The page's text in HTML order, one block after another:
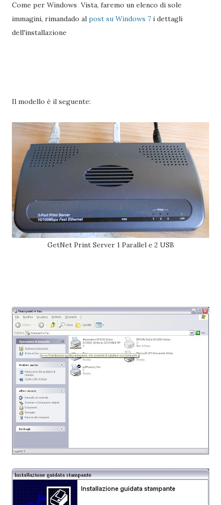
Come per Windows Vista, faremo un elenco di sole
immagini, rimandado al post su Windows 7 i dettagli
dell'installazione
Il modello è il seguente:
GetNet Print Server 1 Parallel e 2 USB